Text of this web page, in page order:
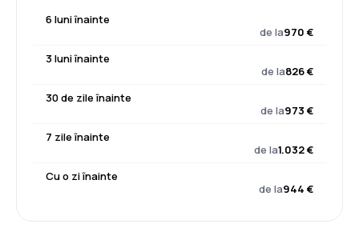
6 luni înainte
de la970 €
3 luni înainte
de la826 €
30 de zile înainte
de la973 €
7 zile înainte
de la1.032 €
Cu o zi înainte
de la944 €